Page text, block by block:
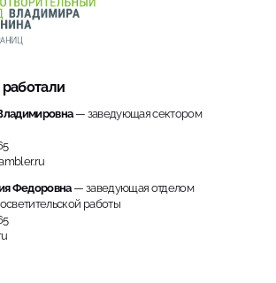
— заведующая сектором
Федоровна— заведующая отделом
работы